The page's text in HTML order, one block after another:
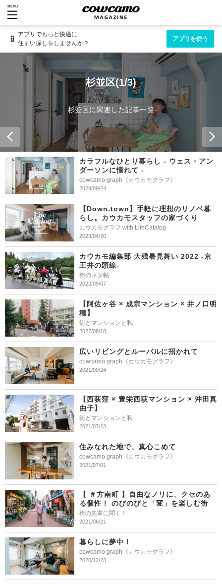
MENU
📱 アプリでもっと快適に
住まい探しをしませんか？
アプリを使う
杉並区(1/3)
杉並区に関連した記事一覧
cowcamo graph《カウカモグラフ》
カラフルなひとり暮らし - ウェス・アン
ダーソンに憧れて -
2024/09/24
カウカモグラフ with LifeCatalog
【Down.town】手軽に理想のリノベ暮
らし。カウカモスタッフの家づくり
2023/04/20
街のネタ帖
カウカモ編集部 大残暑見舞い 2022 -京
王井の頭線-
2022/09/07
街とマンションと私
【阿佐ヶ谷 × 成宗マンション × 井ノ口明
穂】
2022/08/18
cowcamo graph《カウカモグラフ》
広いリビングとルーバルに招かれて
2021/09/24
街とマンションと私
【西荻窪 × 豊栄西荻マンション × 沖田真
由子】
2021/07/23
cowcamo graph《カウカモグラフ》
住みなれた地で、真心こめて
2021/07/01
街の先輩に聞く！
【 ＃方南町 】自由なノリに、クセのあ
る個性！ のびのびと「変」を楽しむ街
2021/06/21
cowcamo graph《カウカモグラフ》
暮らしに夢中！
2020/12/23